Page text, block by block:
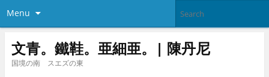
Menu
文青。鐵鞋。亜細亜。| 陳丹尼
国境の南 スエズの東